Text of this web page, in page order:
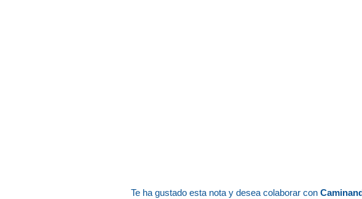
Te ha gustado esta nota y desea colaborar con